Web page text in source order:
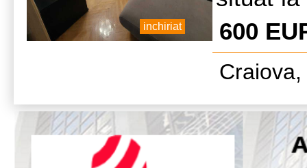
inchiriat
zona
mobilat
600
Craiova,